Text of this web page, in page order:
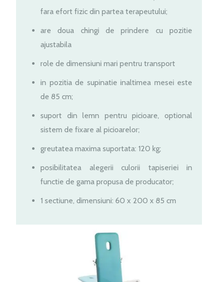
fara efort fizic din partea terapeutului;
are doua chingi de prindere cu pozitie
ajustabila
role de dimensiuni mari pentru transport
in pozitia de supinatie inaltimea mesei este
de 85 cm;
suport din lemn pentru picioare, optional
sistem de fixare al picioarelor;
greutatea maxima suportata: 120 kg;
posibilitatea alegerii culorii tapiseriei in
functie de gama propusa de producator;
1 sectiune, dimensiuni: 60 x 200 x 85 cm